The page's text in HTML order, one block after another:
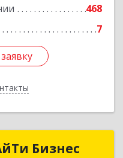
468
7
Бизнес
АйТи Бизнес